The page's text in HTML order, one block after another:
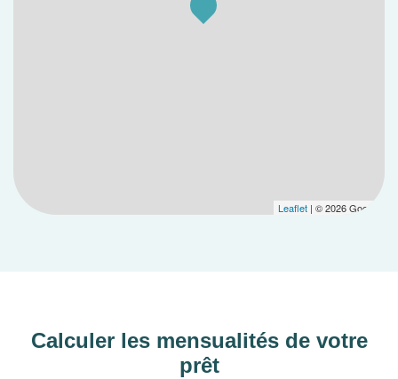
Leaflet | © 2026 Google
Calculer les mensualités de votre
prêt